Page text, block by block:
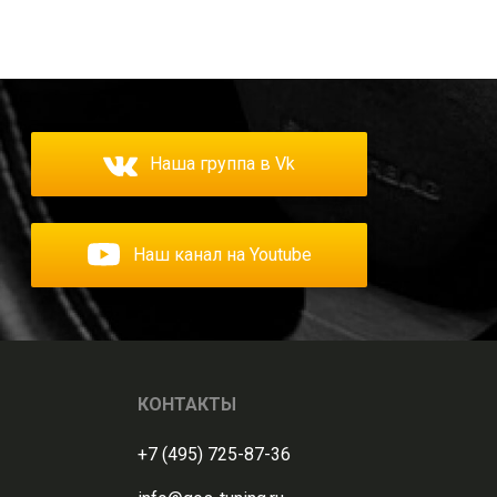
Наша группа в Vk
Наш канал на Youtube
КОНТАКТЫ
+7 (495) 725-87-36